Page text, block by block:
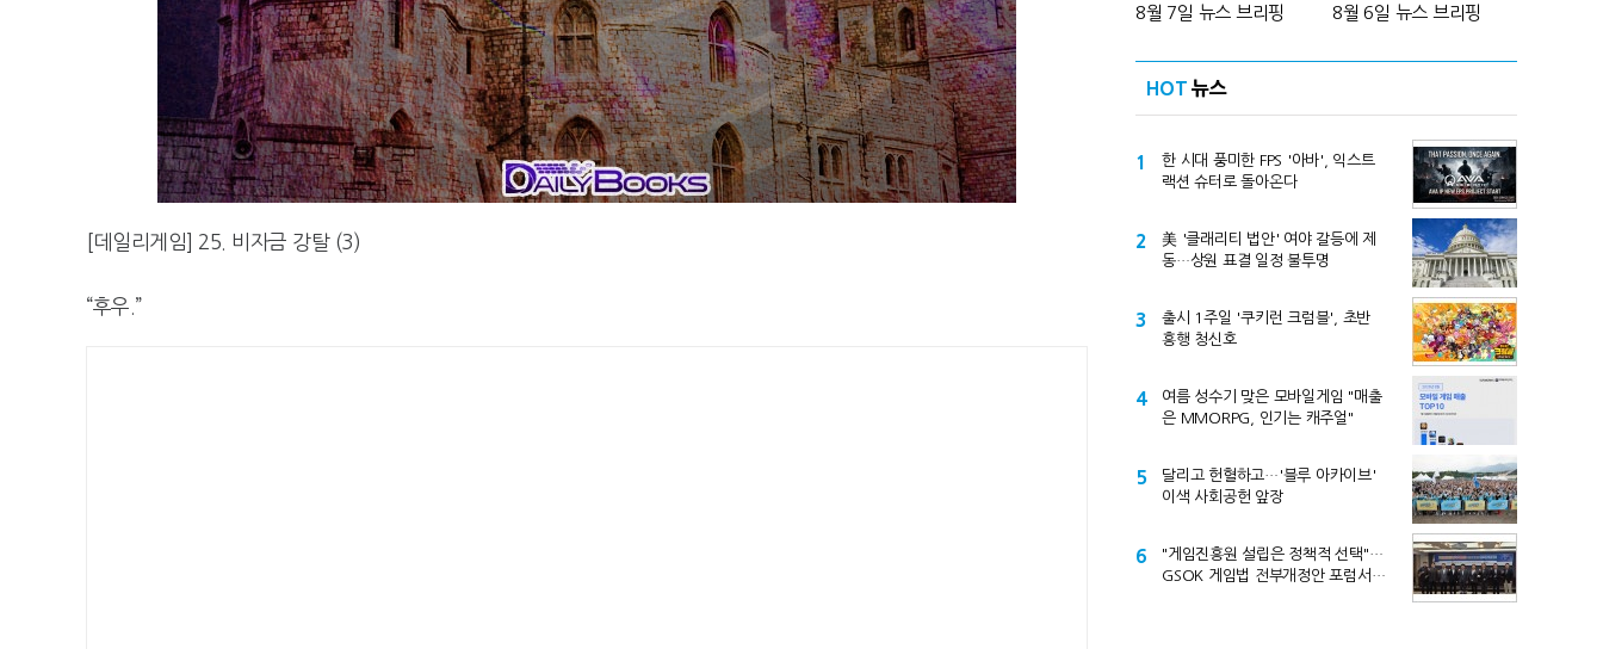
[데일리게임] 25. 비자금 강탈 (3)
“후우.”
8월 7일 뉴스 브리핑 8월 6일 뉴스 브리핑
HOT 뉴스
1
한 시대 풍미한 FPS '아바', 익스트
랙션 슈터로 돌아온다
2
美 '클래리티 법안' 여야 갈등에 제
동…상원 표결 일정 불투명
3
출시 1주일 '쿠키런 크럼블', 초반
흥행 청신호
4
여름 성수기 맞은 모바일게임 "매출
은 MMORPG, 인기는 캐주얼"
5
달리고 헌혈하고…'블루 아카이브'
이색 사회공헌 앞장
6
"게임진흥원 설립은 정책적 선택"…
GSOK 게임법 전부개정안 포럼서